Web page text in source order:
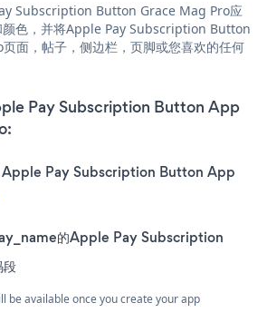
Subscription Button Grace Mag Pro应
颜色，并将Apple Pay Subscription Button
面，帖子，侧边栏，页脚或您喜欢的任何
Pay Subscription Button App
Pay Subscription Button App
的Apple Pay Subscription
be available once you create your app